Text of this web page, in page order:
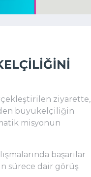
ziyarette,
büyükelçiliğin
misyonun
başarılar
sürece dair görüş